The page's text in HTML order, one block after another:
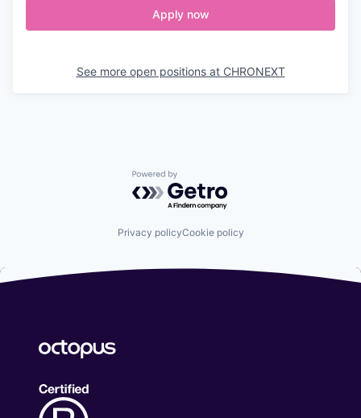
Apply now
See more open positions at CHRONEXT
Powered by Getro.com
Privacy policyCookie policy